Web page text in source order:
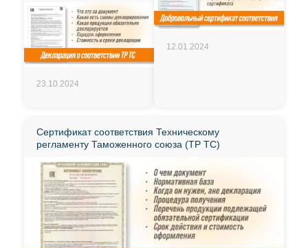
23.10.2024
12.01.2024
Сертификат соответствия Техническому
регламенту Таможенного союза (ТР ТС)